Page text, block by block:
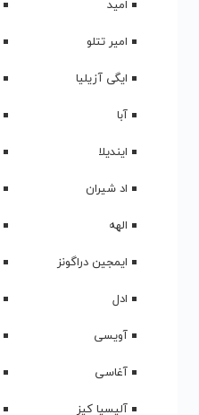
امید
امیر تتلو
ایگی آزیلیا
آبا
ایندیلا
اد شیران
الهه
ایمجین دراگونز
ادل
آویسی
آغاسی
آلیسیا کیز